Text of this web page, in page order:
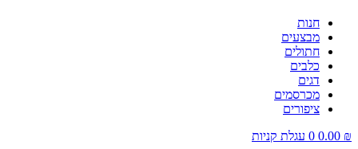
חנות
מבצעים
חתולים
כלבים
דגים
מכרסמים
ציפורים
0.00 ₪
0 עגלת קניות